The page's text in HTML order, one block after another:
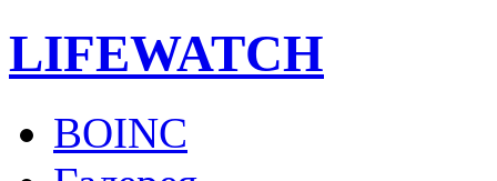
LIFEWATCH
BOINC